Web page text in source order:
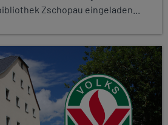
Zschopau eingeladen...